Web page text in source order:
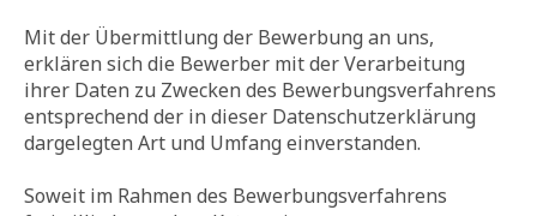
Mit der Übermittlung der Bewerbung an uns,
erklären sich die Bewerber mit der Verarbeitung
ihrer Daten zu Zwecken des Bewerbungsverfahrens
entsprechend der in dieser Datenschutzerklärung
dargelegten Art und Umfang einverstanden.
Soweit im Rahmen des Bewerbungsverfahrens